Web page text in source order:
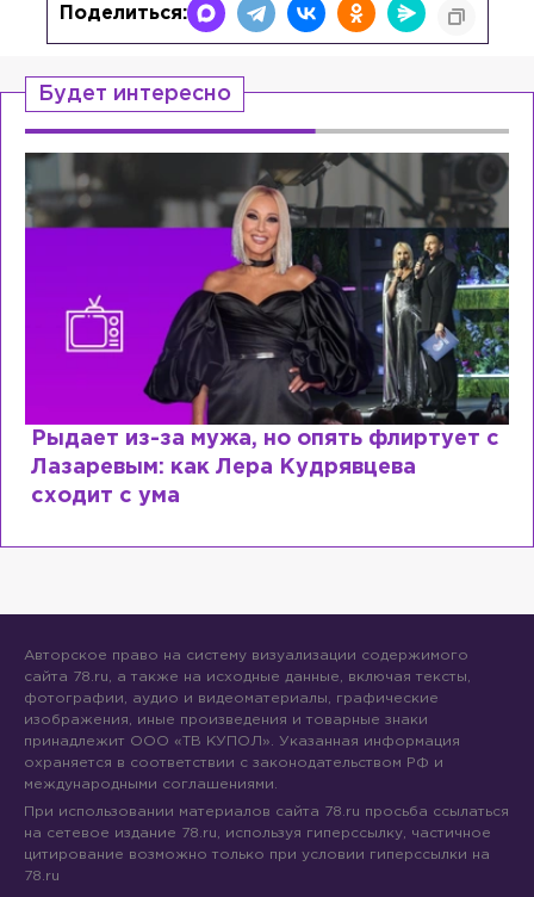
Поделиться:
Будет интересно
Рыдает из-за мужа, но опять флиртует с
Лазаревым: как Лера Кудрявцева
сходит с ума
Авторское право на систему визуализации содержимого
сайта 78.ru, а также на исходные данные, включая тексты,
фотографии, аудио и видеоматериалы, графические
изображения, иные произведения и товарные знаки
принадлежит ООО «ТВ КУПОЛ». Указанная информация
охраняется в соответствии с законодательством РФ и
международными соглашениями.
При использовании материалов сайта 78.ru просьба ссылаться
на сетевое издание 78.ru, используя гиперссылку, частичное
цитирование возможно только при условии гиперссылки на
78.ru